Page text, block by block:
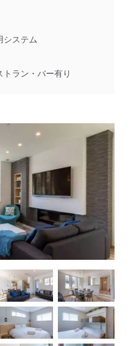
システム
トラン・バー有り